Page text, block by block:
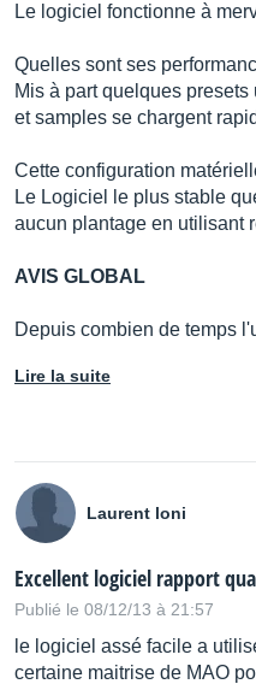
Le logiciel fonctionne à
Quelles sont ses
Mis à part quelques
et samples se chargent
Cette configuration
Le Logiciel le plus stable
aucun plantage en utilisant
AVIS GLOBAL
Depuis combien de temps
Lire la suite
Laurent loni
Excellent logiciel rapport
Publié le 08/12/13 à 21:57
le logiciel assé facile a
certaine maitrise de MAO